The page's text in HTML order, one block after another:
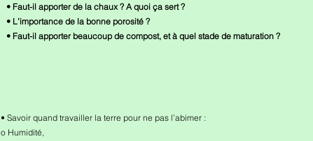
• Faut-il apporter de la chaux ? A quoi ça sert ?
• L’importance de la bonne porosité ?
• Faut-il apporter beaucoup de compost, et à quel stade de maturation ?
• Savoir quand travailler la terre pour ne pas l’abimer :
o Humidité,